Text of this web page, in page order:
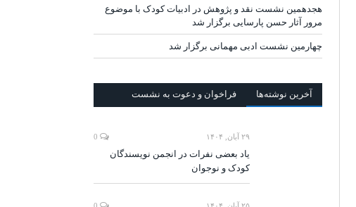
هجدهمین نشست نقد و پژوهش در ادبیات کودک با موضوع
مرور آثار حسن پارسایی برگزار شد
چهارمین نشست ادبی مهمانی برگزار شد
آخرين‌ نوشته‌ها فراخوان و دعوت به نشست
۲۹ آبان, ۱۴۰۴
یاد بعضی نفرات در انجمن نویسندگان
کودک و نوجوان